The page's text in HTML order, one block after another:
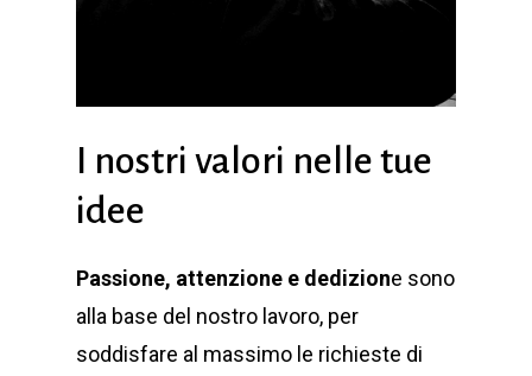
I nostri valori nelle tue
idee
Passione, attenzione e dedizione sono
alla base del nostro lavoro, per
soddisfare al massimo le richieste di